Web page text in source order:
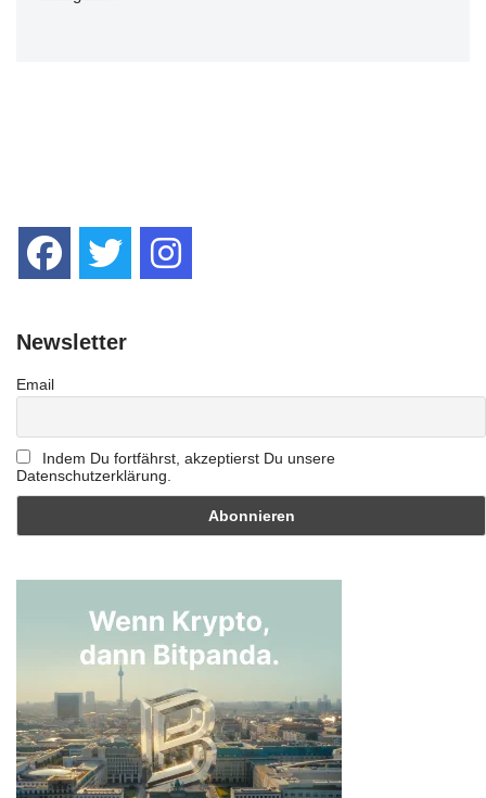
Newsletter
Email
Indem Du fortfährst, akzeptierst Du unsere
Datenschutzerklärung.